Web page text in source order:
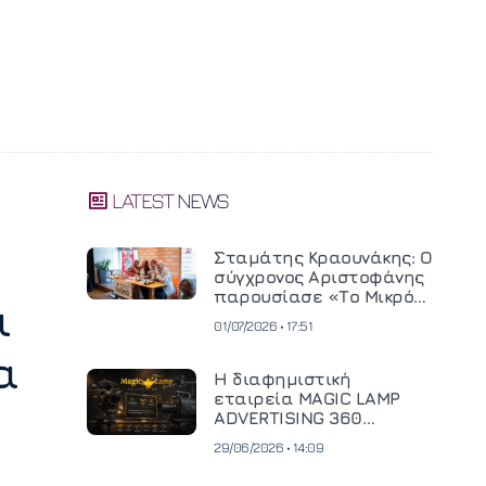
LATEST NEWS
Σταμάτης Κραουνάκης: Ο
σύγχρονος Αριστοφάνης
παρουσίασε «Το Μικρό
01/07/2026 • 17:51
Η διαφημιστική
εταιρεία MAGIC LAMP
ADVERTISING 360
κινηματογραφική
29/06/2026 • 14:09